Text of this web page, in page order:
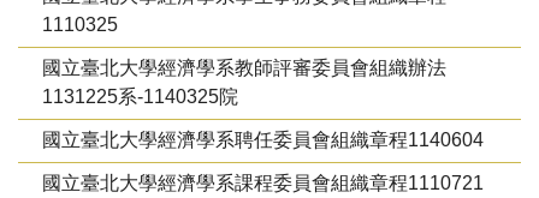
1110325
國立臺北大學經濟學系教師評審委員會組織辦法
1131225系-1140325院
國立臺北大學經濟學系聘任委員會組織章程1140604
國立臺北大學經濟學系課程委員會組織章程1110721